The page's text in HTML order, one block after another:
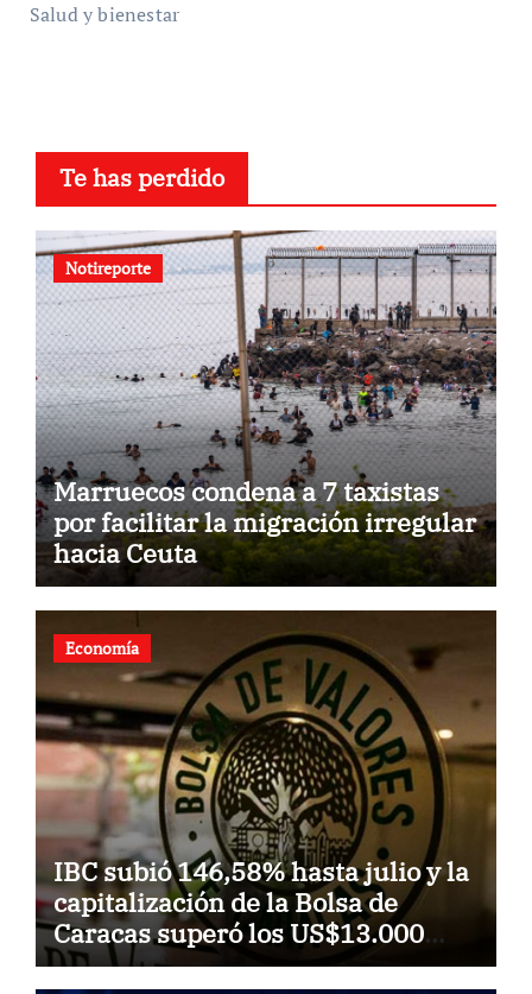
Salud y bienestar
Te has perdido
Notireporte
Marruecos condena a 7 taxistas
por facilitar la migración irregular
hacia Ceuta
Economía
IBC subió 146,58% hasta julio y la
capitalización de la Bolsa de
Caracas superó los US$13.000
millones